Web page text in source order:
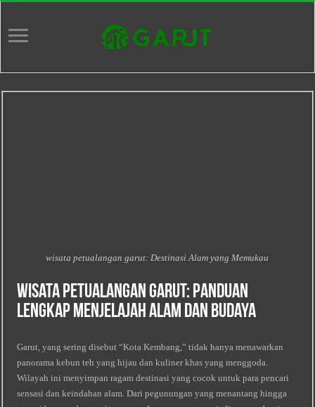
wisata petualangan garut: Destinasi Alam yang Memukau
Wisata Petualangan Garut: Panduan
Lengkap Menjelajah Alam dan Budaya
Garut, yang sering disebut “Kota Kembang,” tidak hanya menawarkan
panorama kebun teh yang hijau dan kuliner khas yang menggoda.
Wilayah ini menyimpan ragam destinasi yang cocok untuk para pencari
sensasi dan keindahan alam. Dari pegunungan yang menantang hingga